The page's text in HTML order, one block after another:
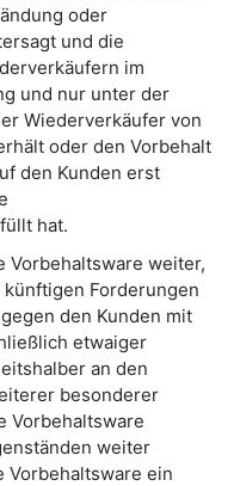
oder
und die
im
und nur unter der
Wiederverkäufer von
oder den Vorbehalt
den Kunden erst
hat.
Vorbehaltsware weiter,
Forderungen
den Kunden mit
etwaiger
an den
besonderer
Vorbehaltsware
weiter
Vorbehaltsware ein